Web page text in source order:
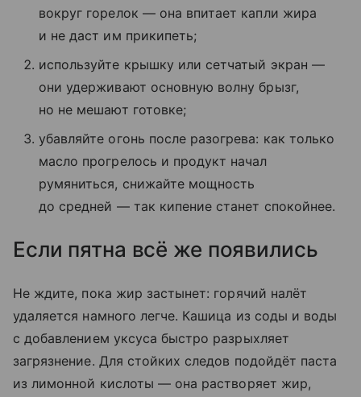
вокруг горелок — она впитает капли жира
и не даст им прикипеть;
используйте крышку или сетчатый экран —
они удерживают основную волну брызг,
но не мешают готовке;
убавляйте огонь после разогрева: как только
масло прогрелось и продукт начал
румяниться, снижайте мощность
до средней — так кипение станет спокойнее.
Если пятна всё же появились
Не ждите, пока жир застынет: горячий налёт
удаляется намного легче. Кашица из соды и воды
с добавлением уксуса быстро разрыхляет
загрязнение. Для стойких следов подойдёт паста
из лимонной кислоты — она растворяет жир,